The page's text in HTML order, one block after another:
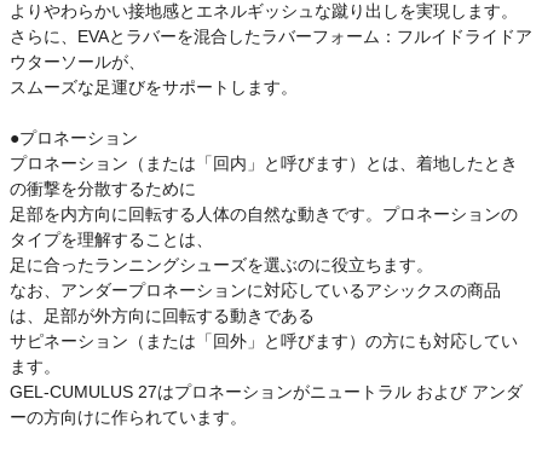
よりやわらかい接地感とエネルギッシュな蹴り出しを実現します。
さらに、EVAとラバーを混合したラバーフォーム：フルイドライドア
ウターソールが、
スムーズな足運びをサポートします。
●プロネーション
プロネーション（または「回内」と呼びます）とは、着地したとき
の衝撃を分散するために
足部を内方向に回転する人体の自然な動きです。プロネーションの
タイプを理解することは、
足に合ったランニングシューズを選ぶのに役立ちます。
なお、アンダープロネーションに対応しているアシックスの商品
は、足部が外方向に回転する動きである
サピネーション（または「回外」と呼びます）の方にも対応してい
ます。
GEL-CUMULUS 27はプロネーションがニュートラル および アンダ
ーの方向けに作られています。